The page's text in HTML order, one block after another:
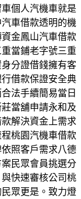
個人汽機車就是
車借款透明的機
金鳳山汽車借款
當鋪老字號三重
分證借錢擁有客
借款保證安全典
法手續簡易當日
當舖申請永和及
解決資金上需求
桃園汽機車借款
照客戶需求八德
民眾會員挑選分
快速審核公司桃
眾更是。致力燈